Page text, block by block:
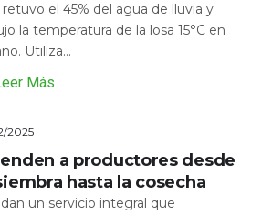
el 45% del agua de lluvia y
la temperatura de la losa 15°C en
Utiliza...
Más
2025
a productores desde
hasta la cosecha
un servicio integral que